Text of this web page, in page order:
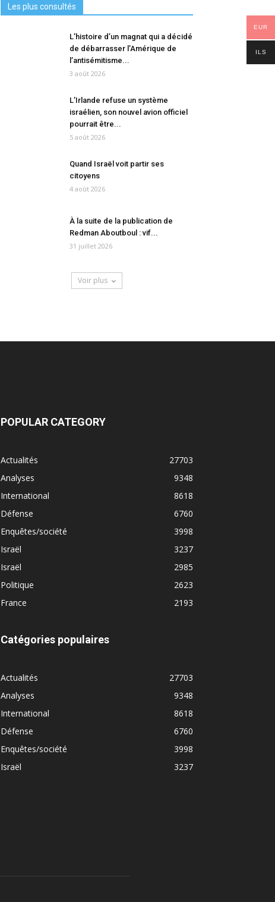
Les plus consultés
L’histoire d’un magnat qui a décidé
de débarrasser l’Amérique de
l’antisémitisme...
3 août 2026
L’Irlande refuse un système
israélien, son nouvel avion officiel
pourrait être...
5 août 2026
Quand Israël voit partir ses
citoyens
4 août 2026
À la suite de la publication de
Redman Aboutboul : vif...
31 juillet 2026
Voir plus
POPULAR CATEGORY
Actualités
27703
Analyses
9348
International
8618
Défense
6760
Enquêtes/société
3998
Israël
3237
Israël
2985
Politique
2623
France
2193
Catégories populaires
Actualités
27703
Analyses
9348
International
8618
Défense
6760
Enquêtes/société
3998
Israël
3237
EUR
ILS